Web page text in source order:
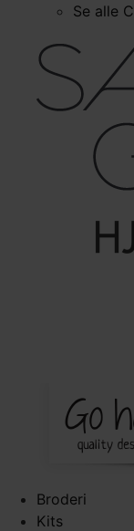
Se alle
Broderi
Kits